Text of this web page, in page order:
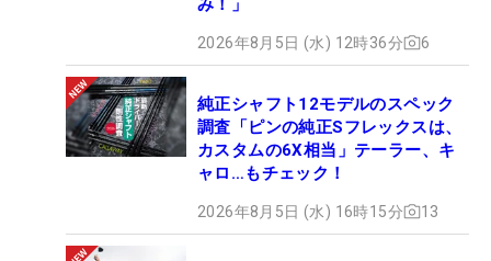
み！」
2026年8月5日 (水) 12時36分 6
純正シャフト12モデルのスペック
調査「ピンの純正Sフレックスは、
カスタムの6X相当」テーラー、キ
ャロ…もチェック！
2026年8月5日 (水) 16時15分 13